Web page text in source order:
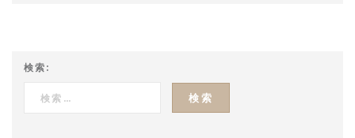
検索: